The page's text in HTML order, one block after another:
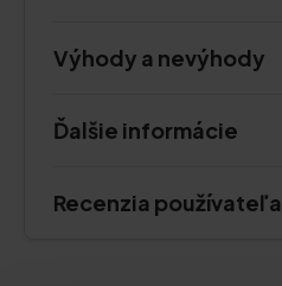
Výhody a nevýhody
Ďalšie informácie
Recenzia používateľa